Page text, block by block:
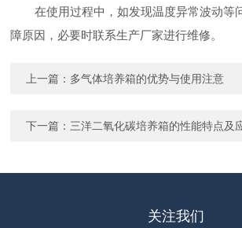
在使用过程中，如发现温度异常波动等
障原因，必要时联系生产厂家进行维修。
上一篇： 多气体培养箱的优势与使用注意
下一篇： 三洋二氧化碳培养箱的性能特点及
关注我们